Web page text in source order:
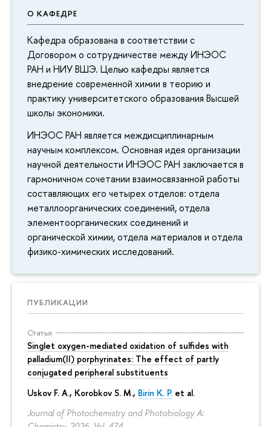
О КАФЕДРЕ
Кафедра образована в соответствии с
Договором о сотрудничестве между ИНЭОС
РАН и НИУ ВШЭ. Целью кафедры является
внедрение современной химии в теорию и
практику университетского образования Высшей
школы экономики.
ИНЭОС РАН является междисциплинарным
научным комплексом. Основная идея организации
научной деятельности ИНЭОС РАН заключается в
гармоничном сочетании взаимосвязанной работы
составляющих его четырех отделов: отдела
металлоорганических соединений, отдела
элементоорганических соединений и
органической химии, отдела материалов и отдела
физико-химических исследований.
ПУБЛИКАЦИИ
Статья
Singlet oxygen-mediated oxidation of sulfides with
palladium(II) porphyrinates: The effect of partly
conjugated peripheral substituents
Uskov F. A., Korobkov S. M., Birin K. P. et al.
Journal of Photochemistry and Photobiology A: